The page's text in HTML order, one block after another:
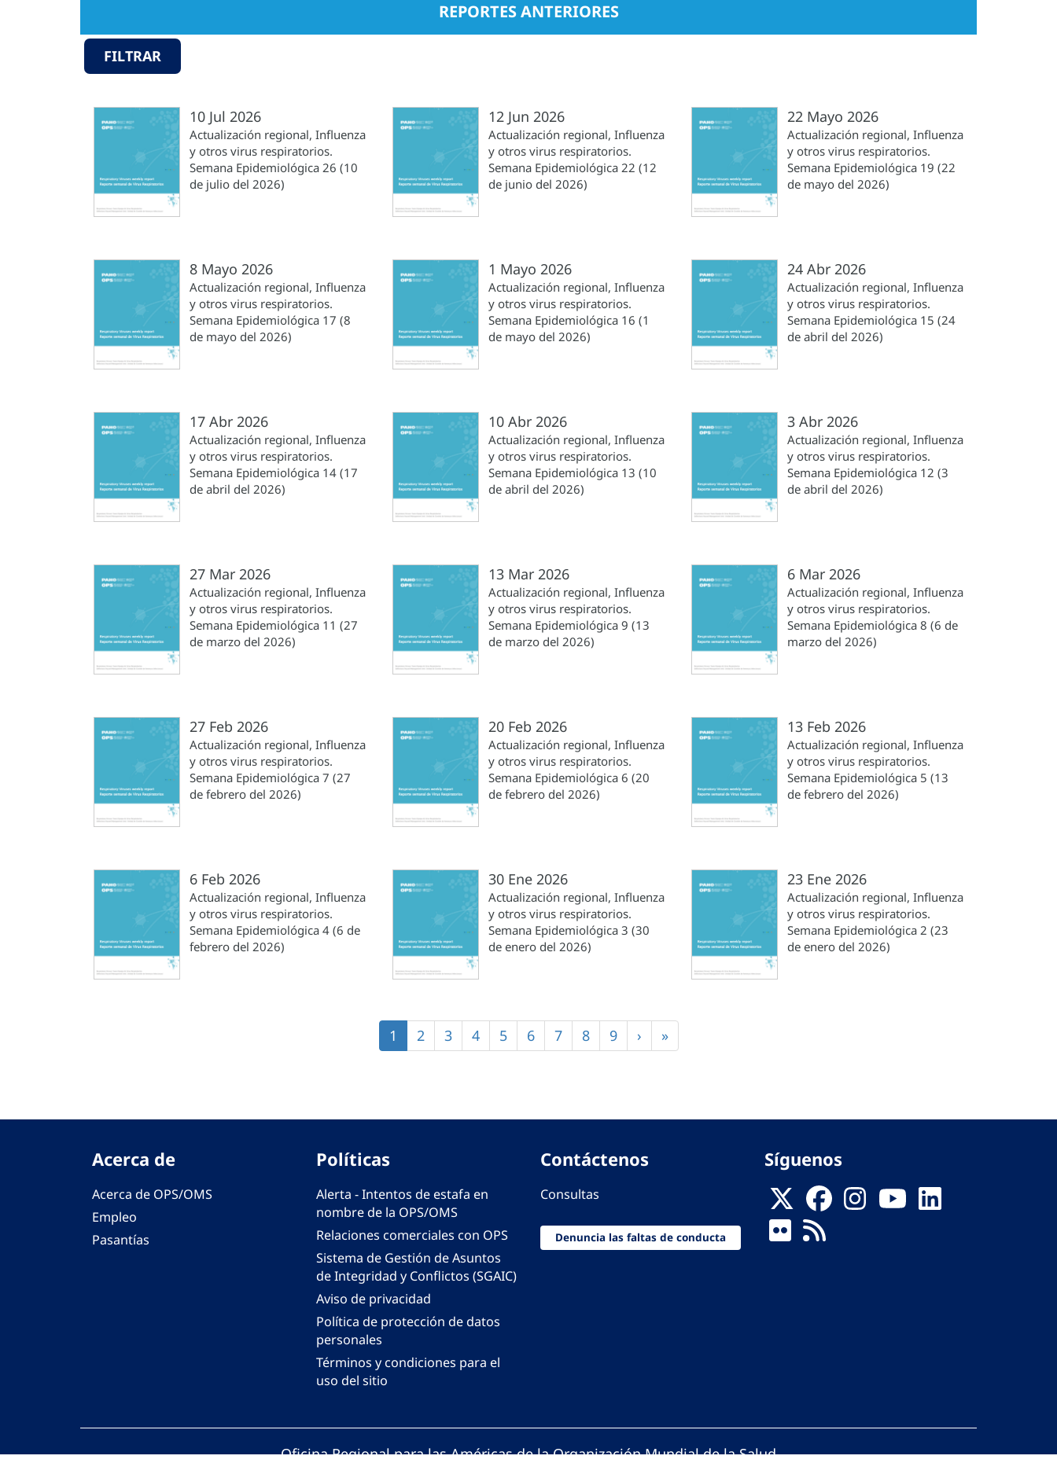
REPORTES ANTERIORES
FILTRAR
10 Jul 2026
Actualización regional, Influenza
y otros virus respiratorios.
Semana Epidemiológica 26 (10
de julio del 2026)
12 Jun 2026
Actualización regional, Influenza
y otros virus respiratorios.
Semana Epidemiológica 22 (12
de junio del 2026)
22 Mayo 2026
Actualización regional, Influenza
y otros virus respiratorios.
Semana Epidemiológica 19 (22
de mayo del 2026)
8 Mayo 2026
Actualización regional, Influenza
y otros virus respiratorios.
Semana Epidemiológica 17 (8
de mayo del 2026)
1 Mayo 2026
Actualización regional, Influenza
y otros virus respiratorios.
Semana Epidemiológica 16 (1
de mayo del 2026)
24 Abr 2026
Actualización regional, Influenza
y otros virus respiratorios.
Semana Epidemiológica 15 (24
de abril del 2026)
17 Abr 2026
Actualización regional, Influenza
y otros virus respiratorios.
Semana Epidemiológica 14 (17
de abril del 2026)
10 Abr 2026
Actualización regional, Influenza
y otros virus respiratorios.
Semana Epidemiológica 13 (10
de abril del 2026)
3 Abr 2026
Actualización regional, Influenza
y otros virus respiratorios.
Semana Epidemiológica 12 (3
de abril del 2026)
27 Mar 2026
Actualización regional, Influenza
y otros virus respiratorios.
Semana Epidemiológica 11 (27
de marzo del 2026)
13 Mar 2026
Actualización regional, Influenza
y otros virus respiratorios.
Semana Epidemiológica 9 (13
de marzo del 2026)
6 Mar 2026
Actualización regional, Influenza
y otros virus respiratorios.
Semana Epidemiológica 8 (6 de
marzo del 2026)
27 Feb 2026
Actualización regional, Influenza
y otros virus respiratorios.
Semana Epidemiológica 7 (27
de febrero del 2026)
20 Feb 2026
Actualización regional, Influenza
y otros virus respiratorios.
Semana Epidemiológica 6 (20
de febrero del 2026)
13 Feb 2026
Actualización regional, Influenza
y otros virus respiratorios.
Semana Epidemiológica 5 (13
de febrero del 2026)
6 Feb 2026
Actualización regional, Influenza
y otros virus respiratorios.
Semana Epidemiológica 4 (6 de
febrero del 2026)
30 Ene 2026
Actualización regional, Influenza
y otros virus respiratorios.
Semana Epidemiológica 3 (30
de enero del 2026)
23 Ene 2026
Actualización regional, Influenza
y otros virus respiratorios.
Semana Epidemiológica 2 (23
de enero del 2026)
Página
actual
1 Página
2 Página
3 Página
4 Página
5 Página
6 Página
7 Página
8 Página
9
Siguiente
página
›
Última
página
»
Acerca de
Acerca de OPS/OMS
Empleo
Pasantías
Políticas
Alerta - Intentos de estafa en
nombre de la OPS/OMS
Relaciones comerciales con OPS
Sistema de Gestión de Asuntos
de Integridad y Conflictos (SGAIC)
Aviso de privacidad
Política de protección de datos
personales
Términos y condiciones para el
uso del sitio
Contáctenos
Consultas
Denuncia las faltas de conducta
Síguenos
Oficina Regional para las Américas de la Organización Mundial de la Salud